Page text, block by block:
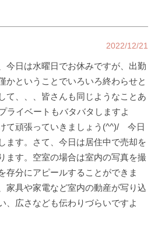
2022/12/21
今日は水曜日でお休みですが、出勤
かということでいろいろ終わらせと
て、、、皆さんも同じようなことあ
ライベートもバタバタしますよ
て頑張っていきましょう(^^)/ 今日
ます。さて、今日は居住中で売却を
ます。空室の場合は室内の写真を撮
存分にアピールすることができま
家具や家電など室内の動産が写り込
、広さなども伝わりづらいですよ